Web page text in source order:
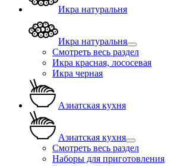
Икра натуральня
Икра натуральня
Смотреть весь раздел
Икра красная, лососевая
Икра черная
Азиатская кухня
Азиатская кухня
Смотреть весь раздел
Наборы для приготовления